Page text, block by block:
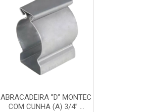
ABRACADEIRA ”D” MONTEC
COM CUNHA (A) 3/4” ...